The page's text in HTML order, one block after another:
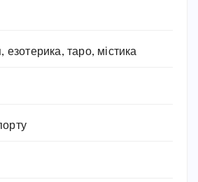
езотерика, таро, містика